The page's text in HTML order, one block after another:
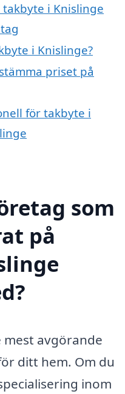
i Knislinge
i Knislinge?
priset på
för takbyte i
som
på
mest avgörande
ditt hem. Om du
inom